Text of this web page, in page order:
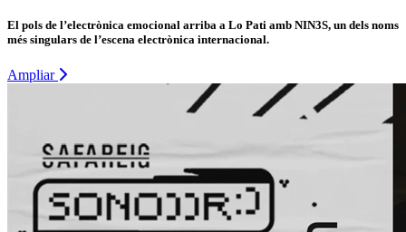
El pols de l’electrònica emocional arriba a Lo Pati amb NIN3S, un dels noms
més singulars de l’escena electrònica internacional.
Ampliar